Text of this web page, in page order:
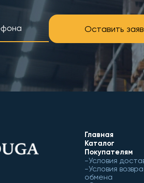
Оставить
Главная
Каталог
Покупателям
Условия
Условия
обмена